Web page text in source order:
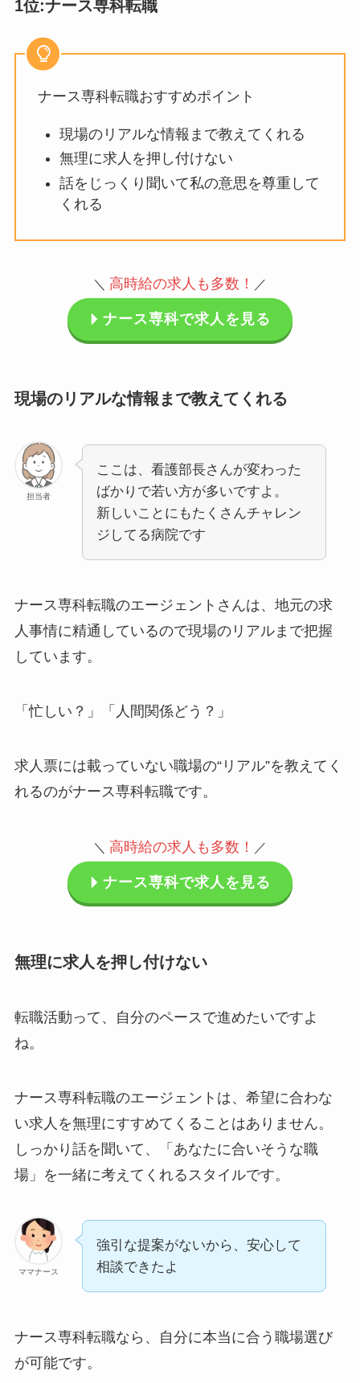
1位:ナース専科転職
ナース専科転職おすすめポイント
現場のリアルな情報まで教えてくれる
無理に求人を押し付けない
話をじっくり聞いて私の意思を尊重して
くれる
＼ 高時給の求人も多数 ！ ／
ナース専科で求人を見る
現場のリアルな情報まで教えてくれる
担当者
ここは、看護部長さんが変わった
ばかりで若い方が多いですよ。
新しいことにもたくさんチャレン
ジしてる病院です
ナース専科転職のエージェントさんは、地元の求
人事情に精通しているので現場のリアルまで把握
しています。
「忙しい？」「人間関係どう？」
求人票には載っていない職場の“リアル”を教えてく
れるのがナース専科転職です。
＼ 高時給の求人も多数 ！ ／
ナース専科で求人を見る
無理に求人を押し付けない
転職活動って、自分のペースで進めたいですよ
ね。
ナース専科転職のエージェントは、希望に合わな
い求人を無理にすすめてくることはありません。
しっかり話を聞いて、「あなたに合いそうな職
場」を一緒に考えてくれるスタイルです。
ママナース
強引な提案がないから、安心して
相談できたよ
ナース専科転職なら、自分に本当に合う職場選び
が可能です。